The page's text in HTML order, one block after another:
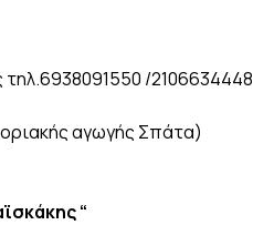
/2106634448
αγωγής Σπάτα)
“